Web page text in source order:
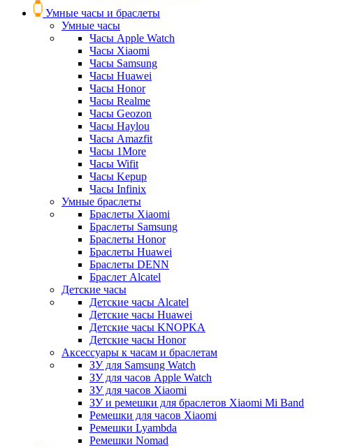
Умные часы и браслеты
Умные часы
Часы Apple Watch
Часы Xiaomi
Часы Samsung
Часы Huawei
Часы Honor
Часы Realme
Часы Geozon
Часы Haylou
Часы Amazfit
Часы 1More
Часы Wifit
Часы Kepup
Часы Infinix
Умные браслеты
Браслеты Xiaomi
Браслеты Samsung
Браслеты Honor
Браслеты Huawei
Браслеты DENN
Браслет Alcatel
Детские часы
Детские часы Alcatel
Детские часы Huawei
Детские часы KNOPKA
Детские часы Honor
Аксессуары к часам и браслетам
ЗУ для Samsung Watch
ЗУ для часов Apple Watch
ЗУ для часов Xiaomi
ЗУ и ремешки для браслетов Xiaomi Mi Band
Ремешки для часов Xiaomi
Ремешки Lyambda
Ремешки Nomad